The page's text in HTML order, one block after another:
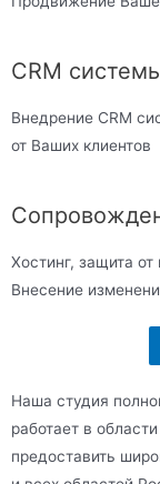
CRM
Внедрение CRM
от Ваших клиентов
Хостинг, защита
Внесение
Наша студия
работает в
предоставить